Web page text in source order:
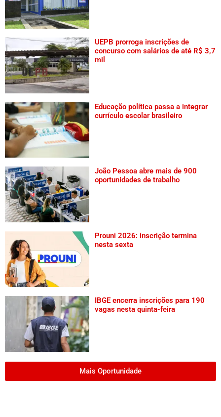
UEPB prorroga inscrições de
concurso com salários de até R$ 3,7
mil
Educação política passa a integrar
currículo escolar brasileiro
João Pessoa abre mais de 900
oportunidades de trabalho
Prouni 2026: inscrição termina
nesta sexta
IBGE encerra inscrições para 190
vagas nesta quinta-feira
Mais Oportunidade